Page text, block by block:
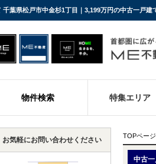
葉県松戸市中金杉1丁目｜3,199万円の中古一戸建
物件検索 特集エリア
TOPページ
中古
お気軽にお問い合わせください